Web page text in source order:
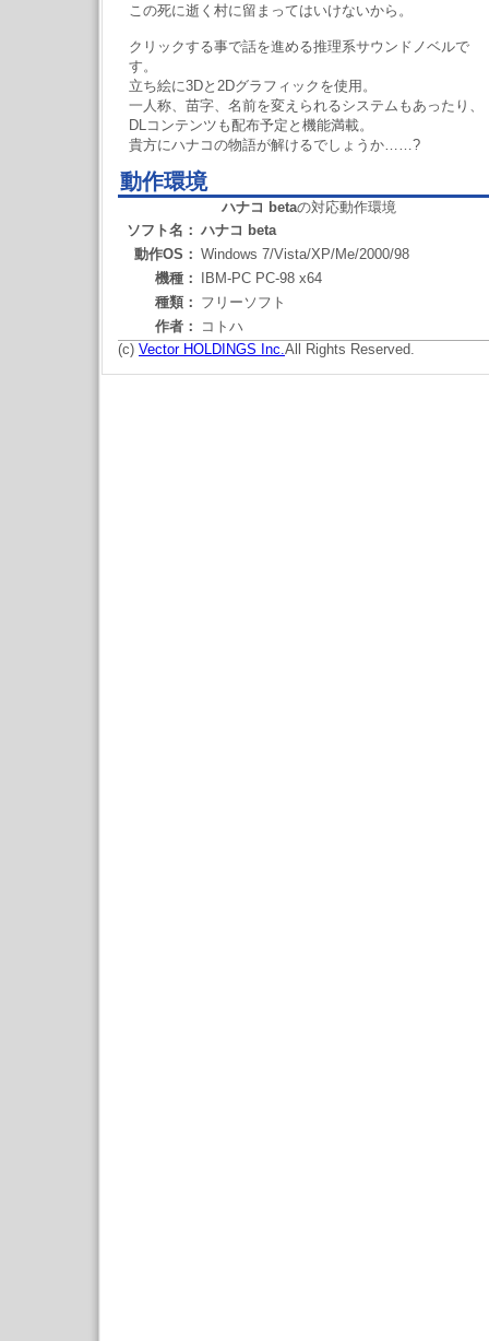
この死に逝く村に留まってはいけないから。
クリックする事で話を進める推理系サウンドノベルで
す。
立ち絵に3Dと2Dグラフィックを使用。
一人称、苗字、名前を変えられるシステムもあったり、
DLコンテンツも配布予定と機能満載。
貴方にハナコの物語が解けるでしょうか……?
動作環境
ハナコ betaの対応動作環境
ソフト名： ハナコ beta
動作OS： Windows 7/Vista/XP/Me/2000/98
機種：
IBM-PC PC-98 x64
種類： フリーソフト
作者：
コトハ
(c) Vector HOLDINGS Inc.All Rights Reserved.